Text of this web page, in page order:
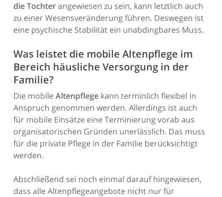
die Tochterangewiesen zu sein, kann letztlich auch
zu einer Wesensveränderung führen. Deswegen ist
eine psychische Stabilität ein unabdingbares Muss.
Was leistet die mobile Altenpflege im
Bereich häusliche Versorgung in der
Familie?
Die mobile Altenpflegekann terminlich flexibel in
Anspruch genommen werden. Allerdings ist auch
für mobile Einsätze eine Terminierung vorab aus
organisatorischen Gründen unerlässlich. Das muss
für die private Pflege in der Familie berücksichtigt
werden.
Abschließend sei noch einmal darauf hingewiesen,
dass alle Altenpflegeangebote nicht nur für